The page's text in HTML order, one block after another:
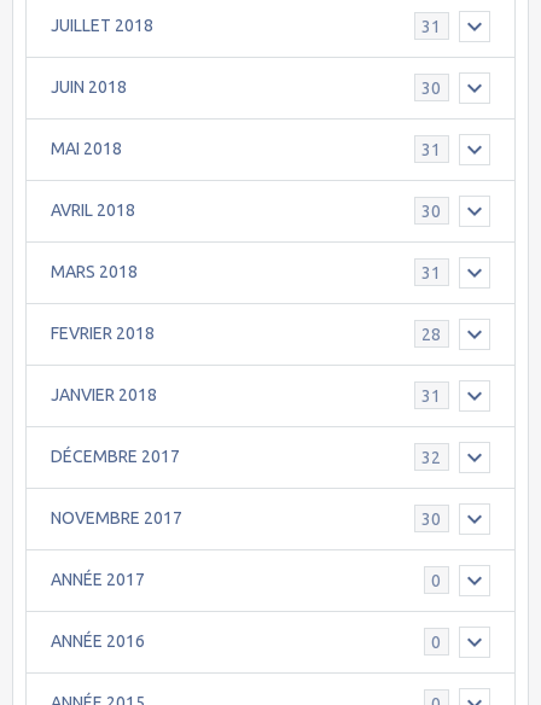
JUILLET 2018 31
JUIN 2018 30
MAI 2018 31
AVRIL 2018 30
MARS 2018 31
FEVRIER 2018 28
JANVIER 2018 31
DÉCEMBRE 2017 32
NOVEMBRE 2017 30
ANNÉE 2017 0
ANNÉE 2016 0